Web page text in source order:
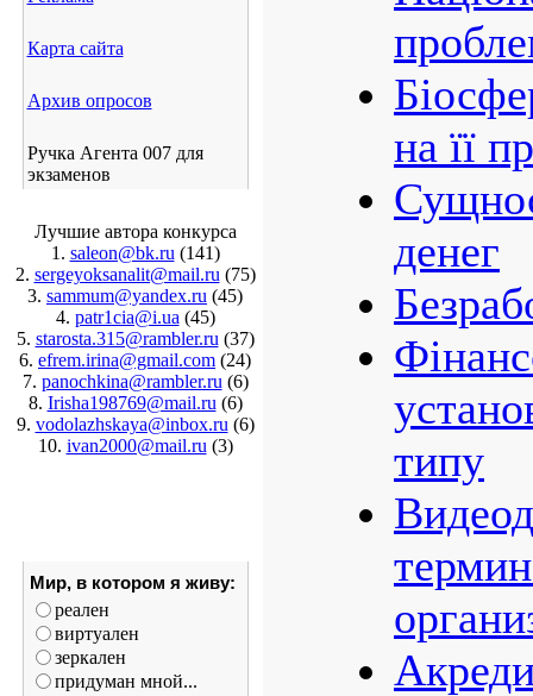
Карта сайта
Архив опросов
Ручка Агента 007 для
экзаменов
Лучшие автора конкурса
1. saleon@bk.ru (141)
2. sergeyoksanalit@mail.ru (75)
3. sammum@yandex.ru (45)
4. patr1cia@i.ua (45)
5. starosta.315@rambler.ru (37)
6. efrem.irina@gmail.com (24)
7. panochkina@rambler.ru (6)
8. Irisha198769@mail.ru (6)
9. vodolazhskaya@inbox.ru (6)
10. ivan2000@mail.ru (3)
Мир, в котором я живу:
реален
виртуален
зеркален
придуман мной...
на її
денег
типу